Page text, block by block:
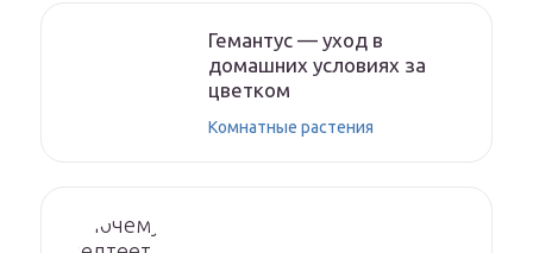
Гемантус — уход в
домашних условиях за
цветком
Комнатные растения